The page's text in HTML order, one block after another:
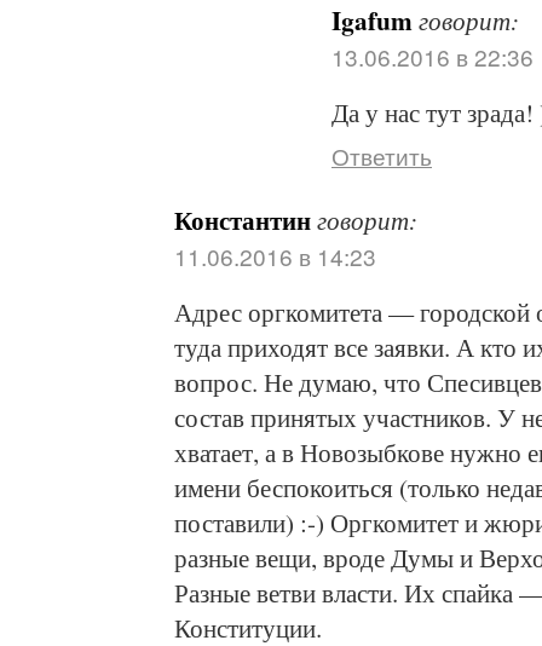
Igafumговорит:
13.06.2016 в 22:36
Да у нас тут
Ответить
Константинговорит:
11.06.2016 в 14:23
Адрес оргкомитета — городской
туда приходят все заявки. А кто
вопрос. Не думаю, что Спесивцев
состав принятых участников. У
хватает, а в Новозыбкове нужно
имени беспокоиться (только
поставили) :-) Оргкомитет и
разные вещи, вроде Думы и
Разные ветви власти. Их спайка
Конституции.